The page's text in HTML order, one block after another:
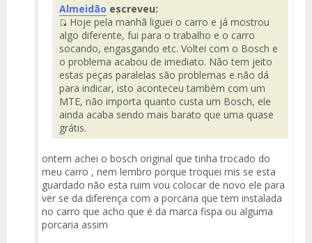
del
Mensaje
Almeidão escreveu:
Fuente
del
Mensaje
Hoje pela manhã liguei o carro e já mostrou
algo diferente, fui para o trabalho e o carro
socando, engasgando etc. Voltei com o Bosch e
o problema acabou de imediato. Não tem jeito
estas peças paralelas são problemas e não dá
para indicar, isto aconteceu também com um
MTE, não importa quanto custa um Bosch, ele
ainda acaba sendo mais barato que uma quase
grátis.
ontem achei o bosch original que tinha trocado do
meu carro , nem lembro porque troquei mis se esta
guardado não esta ruim vou colocar de novo ele para
ver se da diferença com a porcaria que tem instalada
no carro que acho que é da marca fispa ou alguma
porcaria assim